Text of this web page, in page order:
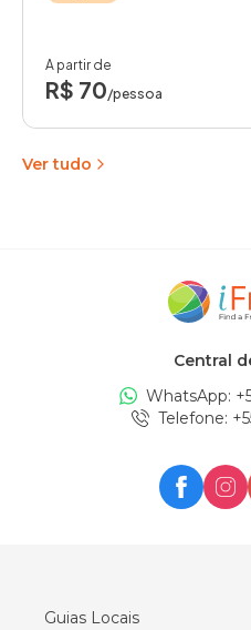
A partir de
R$ 70/pessoa
Ver tudo
Central
WhatsApp: +
Telefone: +
Guias Locais